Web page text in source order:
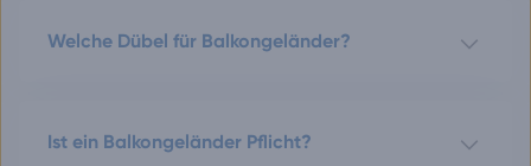
Welche Dübel für Balkongeländer?
Ist ein Balkongeländer Pflicht?